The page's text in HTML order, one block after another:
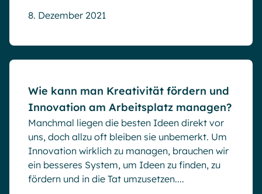
8. Dezember 2021
Wie kann man Kreativität fördern und
Innovation am Arbeitsplatz managen?
Manchmal liegen die besten Ideen direkt vor
uns, doch allzu oft bleiben sie unbemerkt. Um
Innovation wirklich zu managen, brauchen wir
ein besseres System, um Ideen zu finden, zu
fördern und in die Tat umzusetzen....